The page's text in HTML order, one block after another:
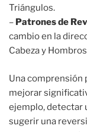
Triángulos.
– Patrones de
cambio en la
Cabeza y
Una comprensión
mejorar
ejemplo, detectar
sugerir una